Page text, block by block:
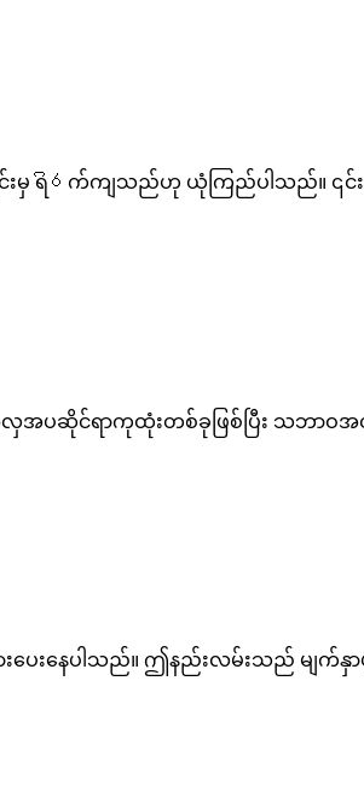
တွင်းမှ ရිරက်ကျသည်ဟု ယုံကြည်ပါသည်။
ဆိုင်ရာကုထုံးတစ်ခုဖြစ်ပြီး သဘာဝအတိုင်
ားပေးနေပါသည်။ ဤနည်းလမ်းသည် မျက်နှာ